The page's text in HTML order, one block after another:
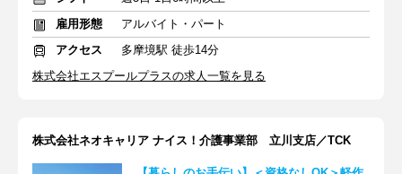
雇用形態
アルバイト・パート
アクセス
多摩境駅 徒歩14分
株式会社エスプールプラスの求人一覧を見る
株式会社ネオキャリア ナイス！介護事業部 立川支店／TCK